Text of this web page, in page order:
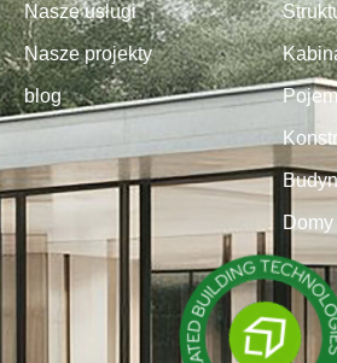
Nasze usługi
Nasze projekty
blog